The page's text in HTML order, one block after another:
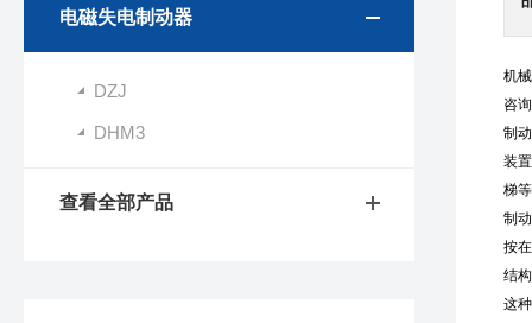
电磁失电制动器
DZJ
DHM3
查看全部产品
机
咨
制
装
梯
按
结
这